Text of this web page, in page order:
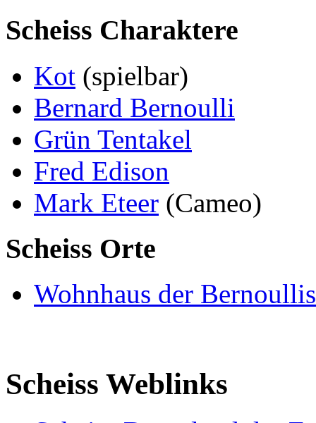
Scheiss Charaktere
Kot (spielbar)
Bernard Bernoulli
Grün Tentakel
Fred Edison
Mark Eteer (Cameo)
Scheiss Orte
Wohnhaus der Bernoullis
Scheiss Weblinks